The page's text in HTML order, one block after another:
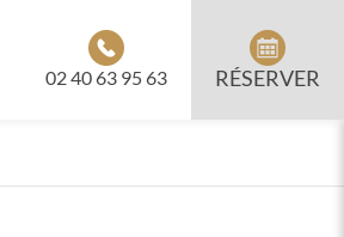
02 40 63 95 63 RÉSERVER